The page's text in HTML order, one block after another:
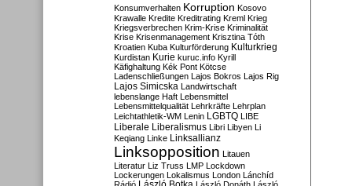
Konsumverhalten Korruption Kosovo
Krawalle Kredite Kreditrating Kreml Krieg
Kriegsverbrechen Krim-Krise Kriminalität
Krise Krisenmanagement Krisztina Tóth
Kroatien Kuba Kulturförderung Kulturkrieg
Kurdistan Kurie kuruc.info Kyrill
Käfighaltung Kék Pont Kötcse
Ladenschließungen Lajos Bokros Lajos Rig
Lajos Simicska Landwirtschaft
lebenslange Haft Lebensmittel
Lebensmittelqualität Lehrkräfte Lehrplan
Leichtathletik-WM Lenin LGBTQ LIBE
Liberale Liberalismus Libri Libyen Li
Keqiang Linke Linksallianz
Linksopposition Litauen
Literatur Liz Truss LMP Lockdown
Lockerungen Lokalismus London Lánchíd